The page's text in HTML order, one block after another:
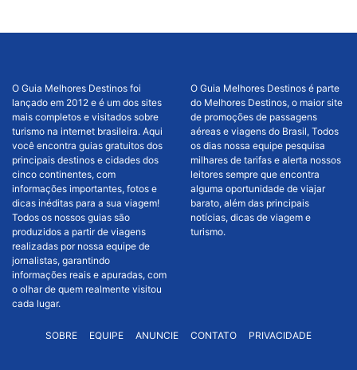
O Guia Melhores Destinos foi
lançado em 2012 e é um dos sites
mais completos e visitados sobre
turismo na internet brasileira. Aqui
você encontra guias gratuitos dos
principais destinos e cidades dos
cinco continentes, com
informações importantes, fotos e
dicas inéditas para a sua viagem!
Todos os nossos guias são
produzidos a partir de viagens
realizadas por nossa equipe de
jornalistas, garantindo
informações reais e apuradas, com
o olhar de quem realmente visitou
cada lugar.
O Guia Melhores Destinos é parte
do Melhores Destinos, o maior site
de promoções de passagens
aéreas e viagens do Brasil, Todos
os dias nossa equipe pesquisa
milhares de tarifas e alerta nossos
leitores sempre que encontra
alguma oportunidade de viajar
barato, além das principais
notícias, dicas de viagem e
turismo.
SOBRE EQUIPE ANUNCIE CONTATO PRIVACIDADE